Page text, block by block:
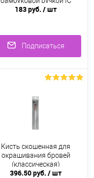
FACTORY, 10 шт.
183 руб./ шт
Подписаться
Кисть скошенная для
окрашивания бровей
(классическая)
396.50 руб./ шт